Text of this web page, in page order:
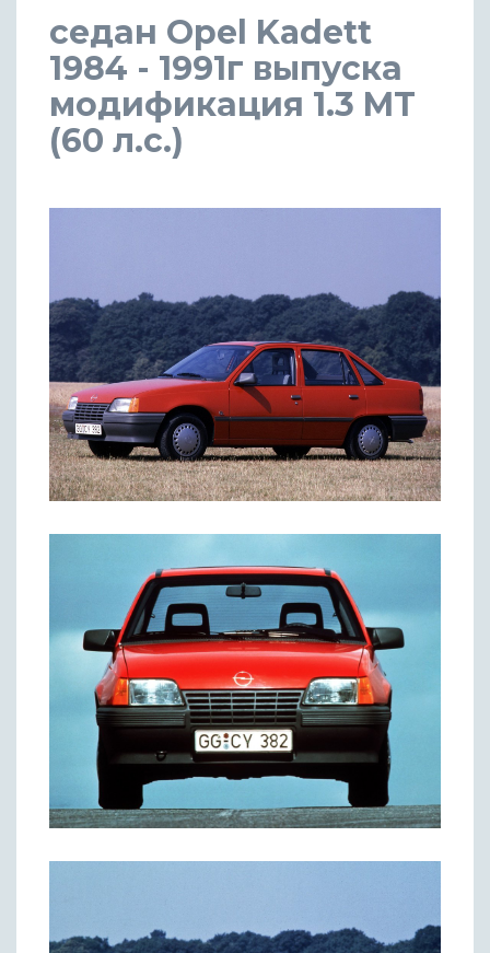
седан Opel Kadett
1984 - 1991г выпуска
модификация 1.3 MT
(60 л.с.)